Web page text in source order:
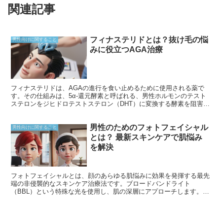
関連記事
男性向けに関すること
フィナステリドとは？抜け毛の悩
みに役立つAGA治療
フィナステリドは、AGAの進行を食い止めるために使用される薬で
す。その仕組みは、5α-還元酵素と呼ばれる、男性ホルモンのテスト
ステロンをジヒドロテストステロン（DHT）に変換する酵素を阻害す
することで、DHTの生成が抑えられ、毛包の縮小が防がれて抜け毛を
減らすことができます。
男性向けに関すること
男性のためのフォトフェイシャル
とは？ 最新スキンケアで肌悩み
を解決
フォトフェイシャルとは、顔のあらゆる肌悩みに効果を発揮する最先
端の非侵襲的なスキンケア治療法です。ブロードバンドライト
（BBL）という特殊な光を使用し、肌の深層にアプローチします。こ